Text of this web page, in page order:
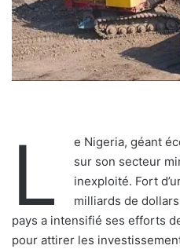
L
e Nigeria, géant
sur son secteur
inexploité. Fort
milliards de
pays a intensifié ses efforts
pour attirer les